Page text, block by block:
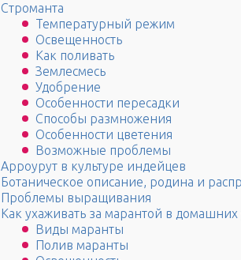
Строманта
Температурный режим
Освещенность
Как поливать
Землесмесь
Удобрение
Особенности пересадки
Способы размножения
Особенности цветения
Возможные проблемы
Арроурут в культуре индейцев
Ботаническое описание, родина и
Проблемы выращивания
Как ухаживать за марантой в домашних
Виды маранты
Полив маранты